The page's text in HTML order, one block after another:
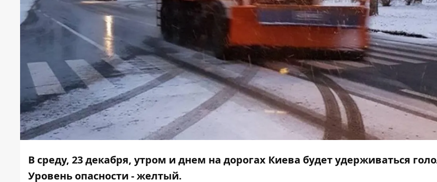
В среду, 23 декабря, утром и днем ​​на дорогах Киева будет удерживаться
Уровень опасности - желтый.